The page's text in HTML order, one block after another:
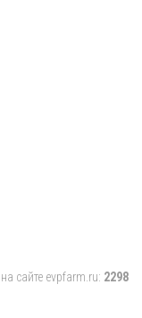
сайте evpfarm.ru: 2298